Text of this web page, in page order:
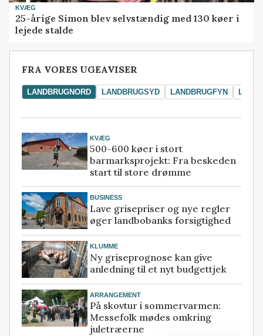
KVÆG
25-årige Simon blev selvstændig med 130 køer i
lejede stalde
FRA VORES UGEAVISER
LANDBRUGNORD LANDBRUGSYD LANDBRUGFYN
KVÆG
500-600 køer i stort
barmarksprojekt: Fra beskeden
start til store drømme
BUSINESS
Lave grisepriser og nye regler
øger landbobanks forsigtighed
KLUMME
Ny griseprognose kan give
anledning til et nyt budgettjek
ARRANGEMENT
På skovtur i sommervarmen:
Messefolk mødes omkring
juletræerne